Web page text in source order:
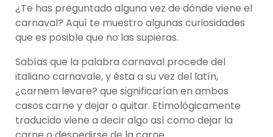
¿Te has preguntado alguna vez de dónde viene el
carnaval? Aquí te muestro algunas curiosidades
que es posible que no las supieras.
Sabías que la palabra carnaval procede del
italiano carnavale, y ésta a su vez del latín,
¿carnem levare? que significarían en ambos
casos carne y dejar o quitar. Etimológicamente
traducido viene a decir algo así como dejar la